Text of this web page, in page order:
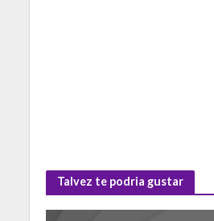
Talvez te podria gustar